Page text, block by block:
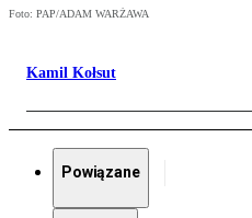
Foto: PAP/ADAM WARŻAWA
Kamil Kołsut
Powiązane